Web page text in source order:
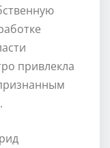
привлекла